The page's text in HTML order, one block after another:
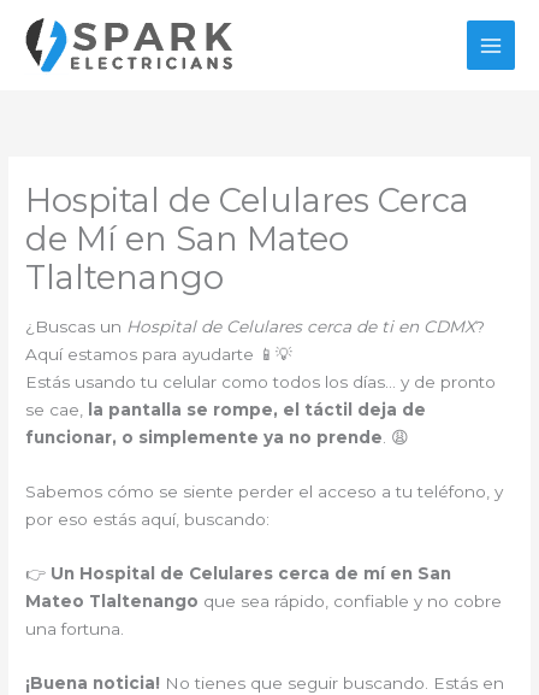
contenido
Hospital de Celulares Cerca
de Mí en San Mateo
Tlaltenango
¿Buscas un Hospital de Celulares cerca de ti en CDMX?
Aquí estamos para ayudarte 📱💡
Estás usando tu celular como todos los días… y de pronto
se cae, la pantalla se rompe, el táctil deja de
funcionar, o simplemente ya no prende. 😩
Sabemos cómo se siente perder el acceso a tu teléfono, y
por eso estás aquí, buscando:
👉 Un Hospital de Celulares cerca de mí en San
Mateo Tlaltenango que sea rápido, confiable y no cobre
una fortuna.
¡Buena noticia! No tienes que seguir buscando. Estás en